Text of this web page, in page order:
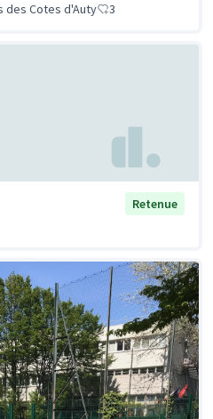
des Cotes d'Auty 3
Retenue